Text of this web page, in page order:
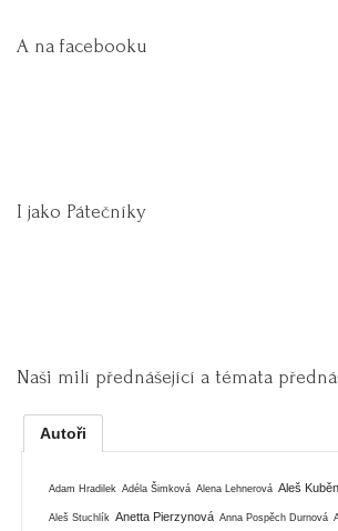
A na facebooku
I jako Pátečníky
Naši milí přednášející a témata
Autoři
Adam Hradilek Adéla Šimková Alena Lehnerová Aleš
Aleš Stuchlík Anetta Pierzynová Anna Pospěch Durnová